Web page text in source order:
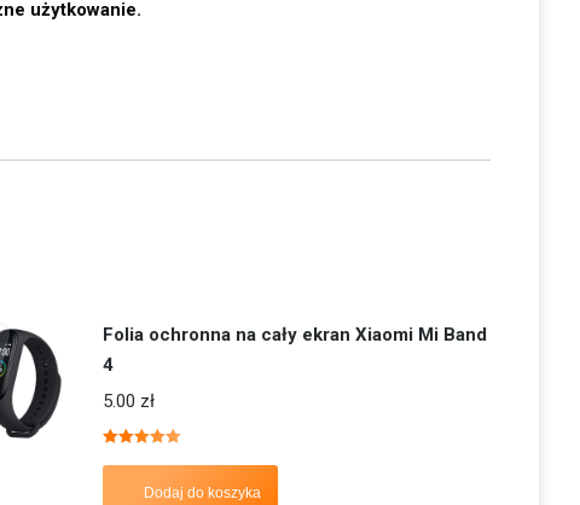
użytkowanie.
Folia ochronna na cały ekran Xiaomi Mi Band
4
5.00 zł
Dodaj do koszyka